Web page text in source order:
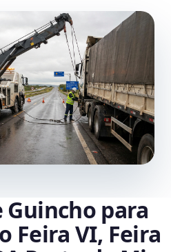
Guincho para
Feira VI, Feira